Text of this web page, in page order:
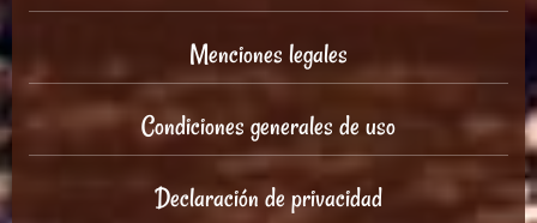
Menciones legales
Condiciones generales de uso
Declaración de privacidad